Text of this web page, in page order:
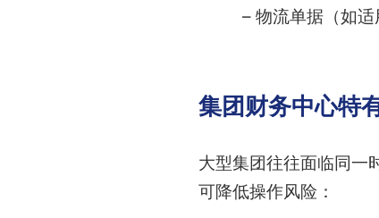
– 物流单据（如
集团财务中心特
大型集团往往面临同一
可降低操作风险：